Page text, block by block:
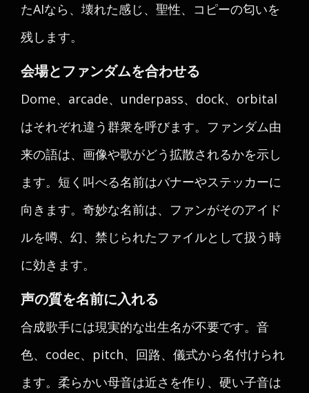
たAIなら、壊れた感じ、聖性、コピーの匂いを
残します。
会場とファンダムを合わせる
Dome、arcade、underpass、dock、orbital
はそれぞれ違う群衆を呼びます。ファンダム由
来の語は、画像や歌がどう拡散されるかを示し
ます。短く叫べる名前はバナーやステッカーに
向きます。奇妙な名前は、ファンがそのアイド
ルを噂、幻、禁じられたファイルとして扱う時
に効きます。
声の質を名前に入れる
合成歌手には現実的な出生名が不要です。音
色、codec、pitch、回路、儀式から名付けられ
ます。柔らかい母音は近さを作り、硬い子音は